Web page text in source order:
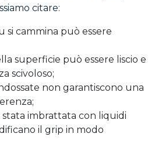
citare:
si cammina può essere
superficie può essere liscio e
scivoloso;
non garantiscono una
stata imbrattata con liquidi
il grip in modo